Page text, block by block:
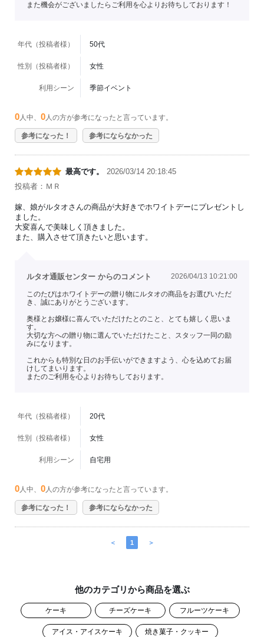
また機会がございましたらご利用を心よりお待ちしております！
年代（投稿者様） 50代
性別（投稿者様） 女性
利用シーン 季節イベント
0 人中、 0 人の方が参考になったと言っています。
参考になった！ 参考にならなかった
最高です。
2026/03/14 20:18:45
投稿者：ＭＲ
嫁、娘がルタオさんの商品が大好きでホワイトデーにプレゼントし
ました。
大変喜んで美味しく頂きました。
また、購入させて頂きたいと思います。
ルタオ通販センター からのコメント 2026/04/13 10:21:00
このたびはホワイトデーの贈り物にルタオの商品をお選びいただ
き、誠にありがとうございます。
奥様とお嬢様に喜んでいただけたとのこと、とても嬉しく思いま
す。
大切な方への贈り物に選んでいただけたこと、スタッフ一同の励
みになります。
これからも特別な日のお手伝いができますよう、心を込めてお届
けしてまいります。
またのご利用を心よりお待ちしております。
年代（投稿者様） 20代
性別（投稿者様） 女性
利用シーン 自宅用
0 人中、 0 人の方が参考になったと言っています。
参考になった！ 参考にならなかった
＜ 1 ＞
他のカテゴリから商品を選ぶ
ケーキ チーズケーキ フルーツケーキ
アイス・アイスケーキ 焼き菓子・クッキー